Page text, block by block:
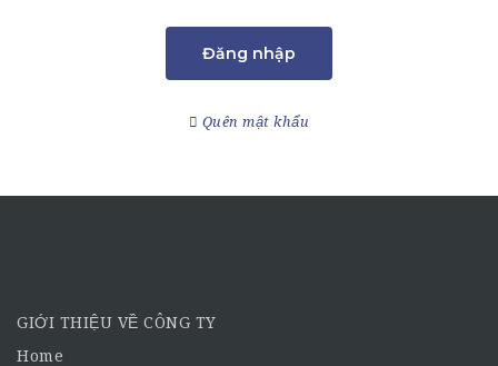
Đăng nhập
Quên mật khẩu
GIỚI THIỆU VỀ CÔNG TY
Home